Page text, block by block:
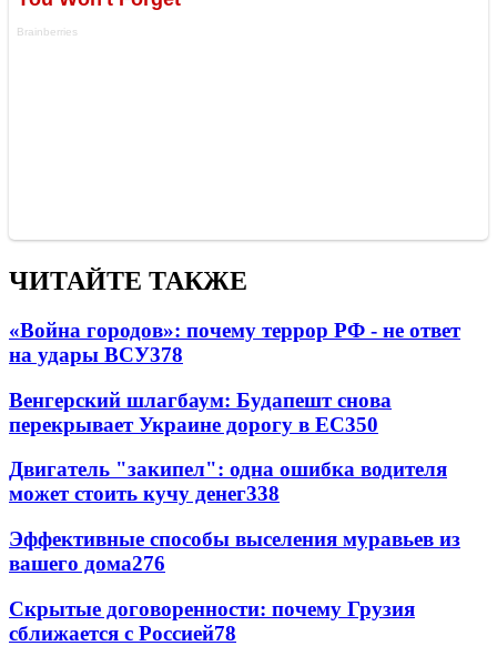
ЧИТАЙТЕ ТАКЖЕ
«Война городов»: почему террор РФ - не ответ
на удары ВСУ378
Венгерский шлагбаум: Будапешт снова
перекрывает Украине дорогу в ЕС350
Двигатель "закипел": одна ошибка водителя
может стоить кучу денег338
Эффективные способы выселения муравьев из
вашего дома276
Скрытые договоренности: почему Грузия
сближается с Россией78